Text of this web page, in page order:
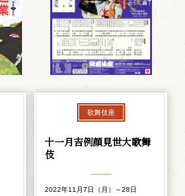
歌舞伎座
十一月吉例顔見世大歌舞
伎
2022年11月7日（月）～28日